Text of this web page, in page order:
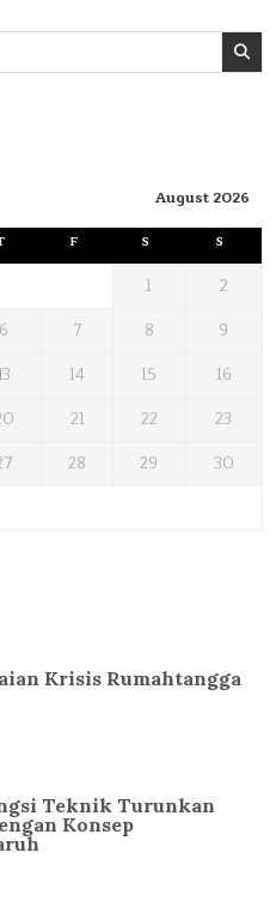
August 2026
F S S
1
2
6 7 8
9
14 15
16
21 22
23
28 29
30
Krisis Rumahtangga
Teknik Turunkan
Konsep